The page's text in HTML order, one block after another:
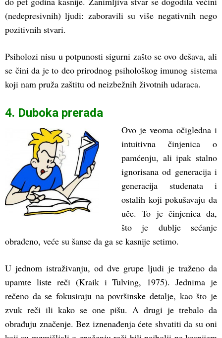
(nedepresivnih) ljudi: zaboravili su više negativnih nego
pozitivnih stvari.
Psiholozi nisu u potpunosti sigurni zašto se ovo dešava, ali
se čini da je to deo prirodnog psihološkog imunog sistema
koji nam pruža zaštitu od neizbežnih životnih udaraca.
4. Duboka prerada
Ovo je veoma očigledna i
intuitivna činjenica o
pamćenju, ali ipak stalno
ignorisana od generacija i
generacija studenata i
ostalih koji pokušavaju da
uče. To je činjenica da,
što je dublje sećanje
obrađeno, veće su šanse da ga se kasnije setimo.
U jednom istraživanju, od dve grupe ljudi je traženo da
upamte liste reči (Kraik i Tulving, 1975). Jednima je
rečeno da se fokusiraju na površinske detalje, kao što je
zvuk reči ili kako se one pišu. A drugi je trebalo da
obrađuju značenje. Bez iznenađenja ćete shvatiti da su oni